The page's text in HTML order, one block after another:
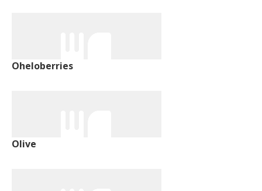
Oheloberries
Olive